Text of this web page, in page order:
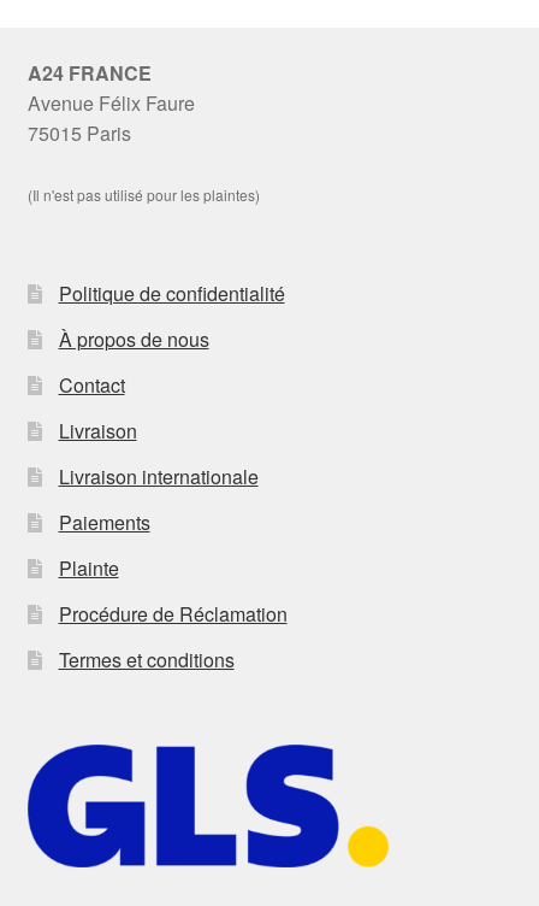
A24 FRANCE
Avenue Félix Faure
75015 Paris
(Il n'est pas utilisé pour les plaintes)
Politique de confidentialité
À propos de nous
Contact
Livraison
Livraison internationale
Paiements
Plainte
Procédure de Réclamation
Termes et conditions